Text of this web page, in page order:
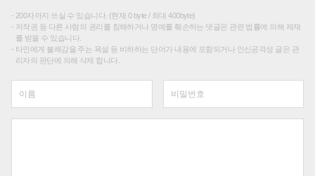
200자까지 쓰실 수 있습니다. (현재 0 byte / 최대 400byte)
저작권 등 다른 사람의 권리를 침해하거나 명예를 훼손하는 댓글은 관련 법률에 의해 제재
를 받을 수 있습니다.
타인에게 불쾌감을 주는 욕설 등 비하하는 단어가 내용에 포함되거나 인신공격성 글은 관
리자의 판단에 의해 삭제 합니다.